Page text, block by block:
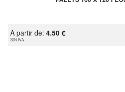
A partir de: 4.50 €
SIN IVA